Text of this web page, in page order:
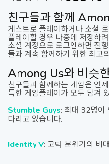
친구들과 함께
게스트로 플레이하거나 소셜
플레이할 경우 나중에 저장하
소셜 계정으로 로그인하면 진
들과 계속 함께하기 위한 최고
Among Us와 비슷
친구들과 함께하는 게임은 언
특한 게임플레이가 모두 담겨
Stumble Guys: 최대 32명이
다리고 있습니다.
Identity V: 고딕 분위기의 비